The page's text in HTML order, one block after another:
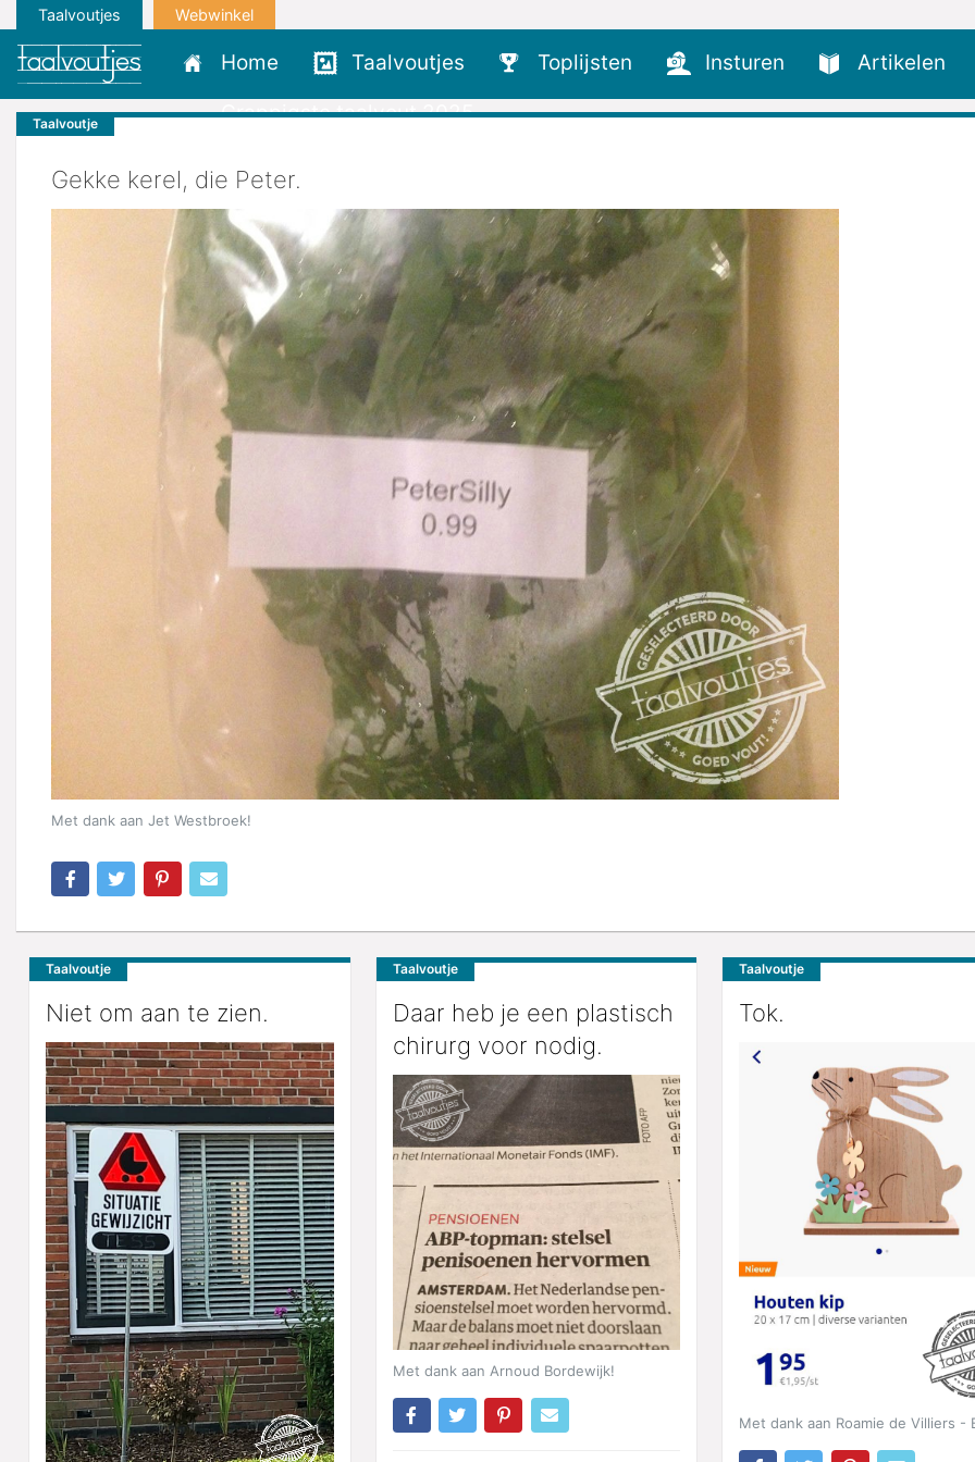
Taalvoutjes Webwinkel
Home Taalvoutjes Toplijsten Insturen Artikelen
Grappigste taalvout 2025
Taalvoutje
Gekke kerel, die Peter.
Met dank aan Jet Westbroek!
Taalvoutje
Niet om aan te zien.
Taalvoutje
Daar heb je een plastisch
chirurg voor nodig.
Met dank aan Arnoud Bordewijk!
Taalvoutje
Tok.
Met dank aan Roamie de Villiers -